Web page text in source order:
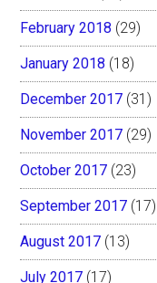
February 2018 (29)
January 2018 (18)
December 2017 (31)
November 2017 (29)
October 2017 (23)
September 2017 (17)
August 2017 (13)
July 2017 (17)